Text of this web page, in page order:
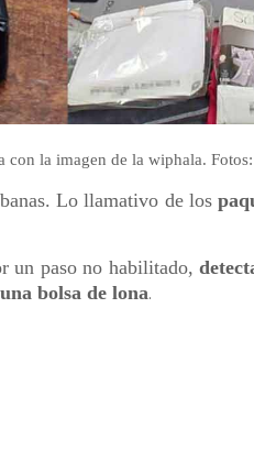
con la imagen de la wiphala.
Lo llamativo de los
un paso no habilitado,
bolsa de lona.